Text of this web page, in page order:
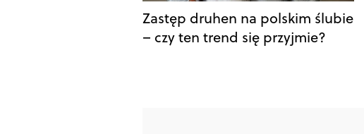
Zastęp druhen na polskim ślubie
– czy ten trend się przyjmie?